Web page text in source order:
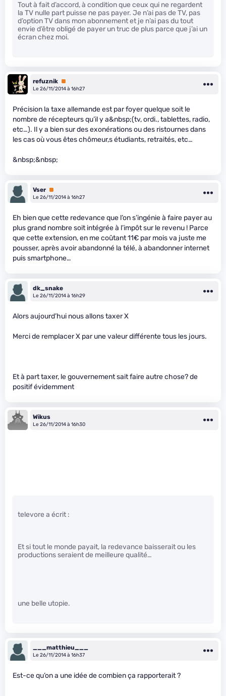
Tout à fait d’accord, à condition que ceux qui ne regardent
la TV nulle part puisse ne pas payer. Je n’ai pas de TV, pas
d’option TV dans mon abonnement et je n’ai pas du tout
envie d’être obligé de payer un truc de plus parce que j’ai un
écran chez moi.
refuznik Premium
Le 26/11/2014 à 16h27
Précision la taxe allemande est par foyer quelque soit le
nombre de récepteurs qu’il y a&nbsp;(tv, ordi., tablettes, radio,
etc…). Il y a bien sur des exonérations ou des ristournes dans
les cas où vous êtes chômeur,s étudiants, retraités, etc…
&nbsp;&nbsp;
Vser Premium
Le 26/11/2014 à 16h27
Eh bien que cette redevance que l’on s’ingénie à faire payer au
plus grand nombre soit intégrée à l’impôt sur le revenu ! Parce
que cette extension, en me coûtant 11€ par mois va juste me
pousser, après avoir abandonné la télé, à abandonner internet
puis smartphone…
dk_snake
Le 26/11/2014 à 16h29
Alors aujourd’hui nous allons taxer X
Merci de remplacer X par une valeur différente tous les jours.
Et à part taxer, le gouvernement sait faire autre chose? de
positif évidemment
Wikus
Le 26/11/2014 à 16h30
televore a écrit :
Et si tout le monde payait, la redevance baisserait ou les
productions seraient de meilleure qualité…
une belle utopie.
___matthieu___
Le 26/11/2014 à 16h37
Est-ce qu’on a une idée de combien ça rapporterait ?